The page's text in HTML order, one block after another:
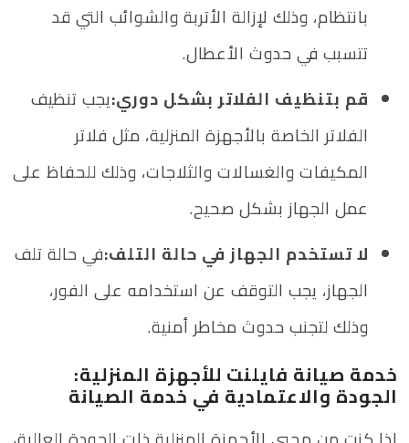
بانتظام، وذلك لإزالة الأتربة والشوائب التي قد
تتسبب في حدوث الأعطال.
قم بتنظيف الفلاتر بشكل دوري:يجب تنظيف
الفلاتر الخاصة بالأجهزة المنزلية، مثل فلاتر
المكيفات والغسالات والثلاجات، وذلك للحفاظ على
عمل الجهاز بشكل صحيح.
لا تستخدم الجهاز في حالة التلف:في حالة تلف
الجهاز، يجب التوقف عن استخدامه على الفور،
وذلك لتجنب حدوث مخاطر أمنية.
خدمة صيانة فايلنت للأجهزة المنزلية:
الجودة والاعتمادية في خدمة الصيانة